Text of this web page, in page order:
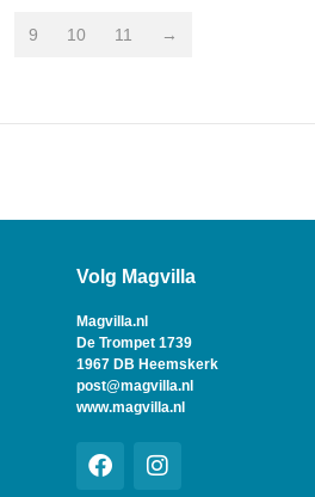
9 10 11 →
Volg Magvilla
Magvilla.nl
De Trompet 1739
1967 DB Heemskerk
post@magvilla.nl
www.magvilla.nl